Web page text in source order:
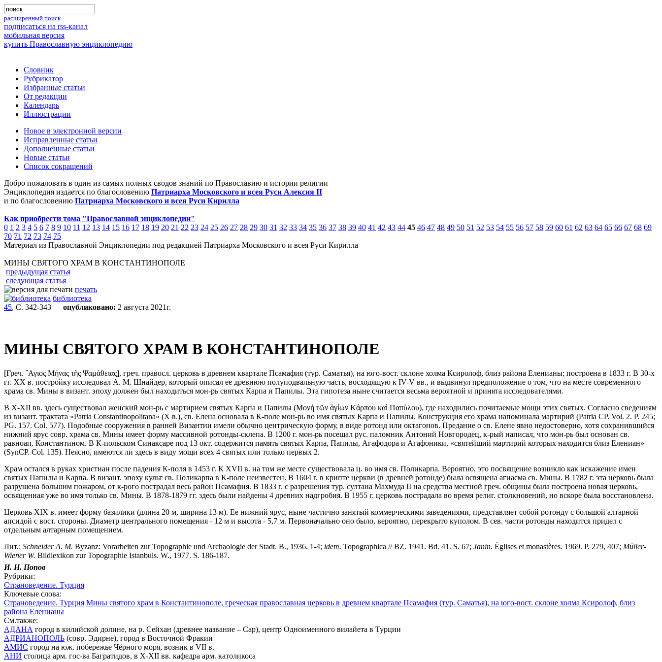
расширенный поиск
подписаться на rss-канал
мобильная версия
купить Православную энциклопедию
Словник
Рубрикатор
Избранные статьи
От редакции
Календарь
Иллюстрации
Новое в электронной версии
Исправленные статьи
Дополненные статьи
Новые статьи
Список сокращений
Добро пожаловать в один из самых полных сводов знаний по Православию и истории религии
Энциклопедия издается по благословению Патриарха Московского и всея Руси Алексия II
и по благословению Патриарха Московского и всея Руси Кирилла
Как приобрести тома "Православной энциклопедии"
0 1 2 3 4 5 6 7 8 9 10 11 12 13 14 15 16 17 18 19 20 21 22 23 24 25 26 27 28 29 30 31 32 33 34 35 36 37 38 39 40 41 42 43 44 45 46 47 48 49 50 51 52 53 54 55 56 57 58 59 60 61 62 63 64 65 66 67 68 69
70 71 72 73 74 75
Материал из Православной Энциклопедии под редакцией Патриарха Московского и всея Руси Кирилла
МИНЫ СВЯТОГО ХРАМ В КОНСТАНТИНОПОЛЕ
предыдущая статья
следующая статья
печать
библиотека
45, С. 342-343 опубликовано: 2 августа 2021г.
МИНЫ СВЯТОГО ХРАМ В КОНСТАНТИНОПОЛЕ
[Греч. ῞Αγιος Μήνας τῆς Ψαμάθειας], греч. правосл. церковь в древнем квартале Псамафия (тур. Саматья), на юго-вост. склоне холма Ксиролоф, близ района Еленианы; построена в 1833 г. В 30-х
гг. XX в. постройку исследовал А. М. Шнайдер, который описал ее древнюю полуподвальную часть, восходящую к IV-V вв., и выдвинул предположение о том, что на месте современного
храма св. Мины в визант. эпоху должен был находиться мон-рь святых Карпа и Папилы. Эта гипотеза ныне считается весьма вероятной и принята исследователями.
В X-XII вв. здесь существовал женский мон-рь с мартирием святых Карпа и Папилы (Μονὴ τῶν ἁγίων Κάρπου καὶ Παπὺλου), где находились почитаемые мощи этих святых. Согласно сведениям
из визант. трактата «Patria Constantinopolitana» (X в.), св. Елена основала в К-поле мон-рь во имя святых Карпа и Папилы. Конструкция его храма напоминала мартирий (Patria CP. Vol. 2. P. 245;
PG. 157. Col. 577). Подобные сооружения в ранней Византии имели обычно центрическую форму, в виде ротонд или октагонов. Предание о св. Елене явно недостоверно, хотя сохранившийся
нижний ярус совр. храма св. Мины имеет форму массивной ротонды-склепа. В 1200 г. мон-рь посещал рус. паломник Антоний Новгородец, к-рый написал, что мон-рь был основан св.
равноап. Константином. В К-польском Синаксаре под 13 окт. содержится память святых Карпа, Папилы, Агафодора и Агафоники, «святейший мартирий которых находится близ Елениан»
(SynCP. Col. 135). Неясно, имеются ли здесь в виду мощи всех 4 святых или только первых 2.
Храм остался в руках христиан после падения К-поля в 1453 г. К XVII в. на том же месте существовала ц. во имя св. Поликарпа. Вероятно, это посвящение возникло как искажение имен
святых Папилы и Карпа. В визант. эпоху культ св. Поликарпа в К-поле неизвестен. В 1604 г. в крипте церкви (в древней ротонде) была освящена агиасма св. Мины. В 1782 г. эта церковь была
разрушена большим пожаром, от к-рого пострадал весь район Псамафия. В 1833 г. с разрешения тур. султана Махмуда II на средства местной греч. общины была построена новая церковь,
освященная уже во имя только св. Мины. В 1878-1879 гг. здесь были найдены 4 древних надгробия. В 1955 г. церковь пострадала во время религ. столкновений, но вскоре была восстановлена.
Церковь XIX в. имеет форму базилики (длина 20 м, ширина 13 м). Ее нижний ярус, ныне частично занятый коммерческими заведениями, представляет собой ротонду с большой алтарной
апсидой с вост. стороны. Диаметр центрального помещения - 12 м и высота - 5,7 м. Первоначально оно было, вероятно, перекрыто куполом. В сев. части ротонды находится придел с
отдельным алтарным помещением.
Лит.: Schneider A. M. Byzanz: Vorarbeiten zur Topographie und Archaologie der Stadt. B., 1936. 1-4; idem. Topographica // BZ. 1941. Bd. 41. S. 67; Janin. Églises et monastères. 1969. P. 279, 407; Müller-
Wiener W. Bildlexikon zur Topographie Istanbuls. W., 1977. S. 186-187.
И. Н. Попов
Рубрики:
Страноведение. Турция
Ключевые слова:
Страноведение. Турция Мины святого храм в Константинополе, греческая православная церковь в древнем квартале Псамафия (тур. Саматья), на юго-вост. склоне холма Ксиролоф, близ
района Еленианы
См.также:
АДАНА город в килийской долине, на р. Сейхан (древнее название – Сар), центр Одноименного вилайета в Турции
АДРИАНОПОЛЬ (совр. Эдирне), город в Восточной Фракии
АМИС город на юж. побережье Чёрного моря, возник в VII в.
АНИ столица арм. гос-ва Багратидов, в X-XII вв. кафедра арм. католикоса